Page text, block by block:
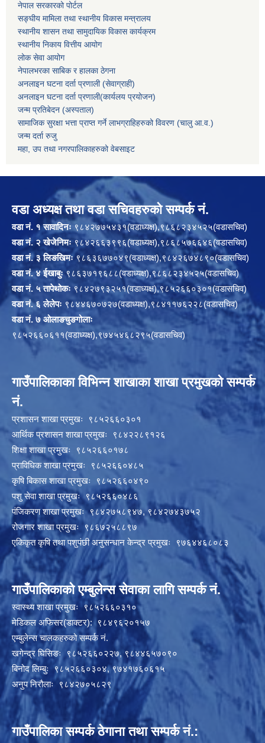
नेपाल सरकारको पोर्टल
सङ्घीय मामिला तथा स्थानीय विकास मन्त्रालय
स्थानीय शासन तथा सामुदायिक विकास कार्यक्रम
स्थानीय निकाय वित्तीय आयोग
लोक सेवा आयोग
नेपालभरका साबिक र हालका ठेगना
अनलाइन घटना दर्ता प्रणाली (सेवाग्राही)
अनलाइन घटना दर्ता प्रणाली(कार्यलय प्रयोजन)
जन्म प्रतिबेदन (अस्पताल)
सामाजिक सुरक्षा भत्ता प्राप्त गर्ने लाभग्राहिहरुको विवरण (चालु आ.व.)
जन्म दर्ता रुजु
महा, उप तथा नगरपालिकाहरुको वेबसाइट
वडा अध्यक्ष तथा वडा सचिवहरुको सम्पर्क नं.
वडा नं. १ सावादिनः ९८४२७७५४३१(वडाध्यक्ष),९८६८२३४५२५(वडासचिव)
वडा नं. २ खेजेनिमः९८४२६६३९९६(वडाध्यक्ष),९८६८५७६६४६(वडासचिव)
वडा नं. ३ लिङखिमः९८६३६७७०४९(वडाध्यक्ष),९८४२६७४८९०(वडासचिव)
वडा नं. ४ ईखाबुः९८६३७१९६८८(वडाध्यक्ष),९८६८२३४५२५(वडासचिव)
वडा नं. ५ तापेथोकः ९८४२७९३२५१(वडाध्यक्ष),९८५२६६०३०१(वडासचिव)
वडा नं. ६ लेलेपः ९८४४६७०७२७(वडाध्यक्ष),९८४११७६२२८(वडासचिव)
वडा नं. ७ ओलाङचुङगोलाः
९८५२६६०६११(वडाध्यक्ष),९७४५४६८२९५(वडासचिव)
गाउँपालिकाका विभिन्न शाखाका शाखा प्रमुखको सम्पर्क
नं.
प्रशासन शाखा प्रमुखः ९८५२६६०३०१
आर्थिक प्रशासन शाखा प्रमुखः ९८४२२८९१२६
शिक्षा शाखा प्रमुखः ९८५२६६०१७८
प्राविधिक शाखा प्रमुखः ९८५२६६०४८५
कृषि बिकास शाखा प्रमुखः ९८५२६६०४९०
पशु सेवा शाखा प्रमुखः ९८५२६६०४८६
पंजिकरण शाखा प्रमुखः ९८४२७५८९४७, ९८४२७४३७५२
रोजगार शाखा प्रमुखः ९८६७२५८८९७
एकिकृत कृषि तथा पशुपंछी अनुसन्धान केन्द्र प्रमुखः ९७६४४६८०८३
गाउँपालिकाको एम्बुलेन्स सेवाका लागि सम्पर्क नं.
स्वास्थ्य शाखा प्रमुखः ९८५२६६०३१०
मेडिकल अफिसर(डाक्टर): ९८४९६२०१५७
एम्बुलेन्स चालकहरुको सम्पर्क नं.
खगेन्द्र घिसिङः ९८५२६६०२२७, ९८४४६५७०९०
बिनोद लिम्बुः ९८५२६६०३०४, ९७४१७६०६१५
अनुप निरौलाः ९८४२७०५८२९
गाउँपालिका सम्पर्क ठेगाना तथा सम्पर्क नं.: